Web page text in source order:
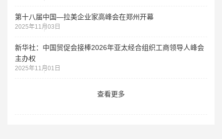
第十八届中国—拉美企业家高峰会在郑州开幕
2025年11月03日
新华社：中国贸促会接棒2026年亚太经合组织工商领导人峰会
主办权
2025年11月01日
查看更多